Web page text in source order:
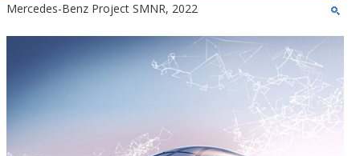
Mercedes-Benz Project SMNR, 2022